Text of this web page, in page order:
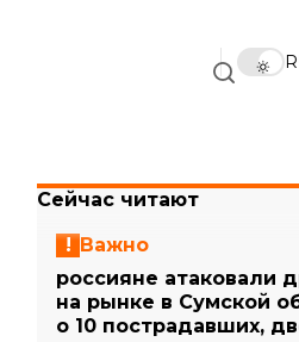
Сейчас читают
Важно
россияне атаковали
на рынке в Сумской
о 10 пострадавших,